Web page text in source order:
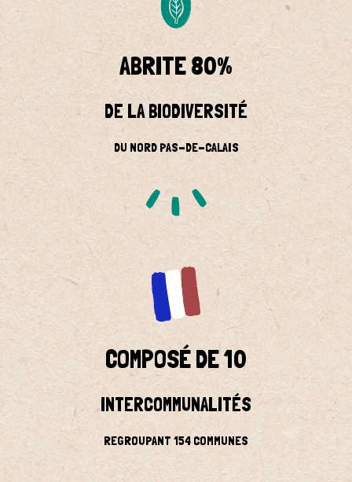
ABRITE 80%
DE LA BIODIVERSITÉ
DU NORD PAS-DE-CALAIS
COMPOSÉ DE 10
INTERCOMMUNALITÉS
REGROUPANT 154 COMMUNES